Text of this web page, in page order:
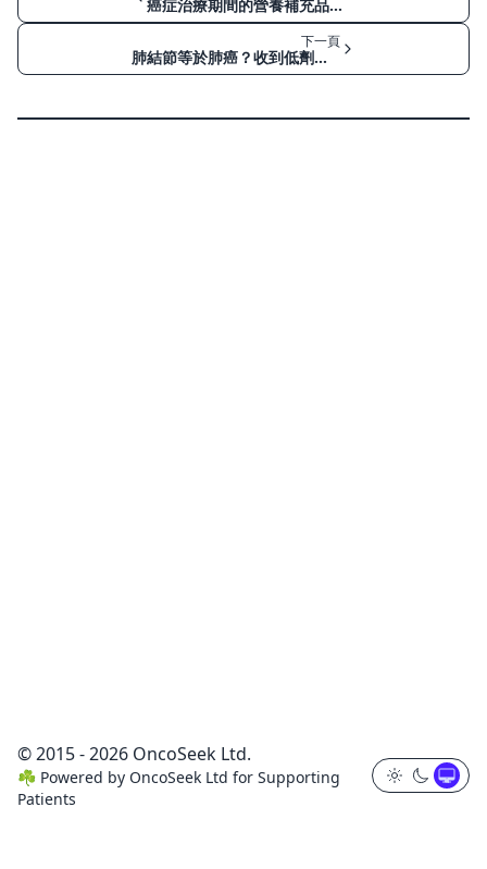
癌症治療期間的營養補充品：香港患者應問醫生甚麼？安全、費用與保險
下一頁
肺結節等於肺癌？收到低劑量 CT 異常後的風險評估與新舊檢測比較
© 2015 - 2026 OncoSeek Ltd.
☘️ Powered by OncoSeek Ltd for Supporting
Patients